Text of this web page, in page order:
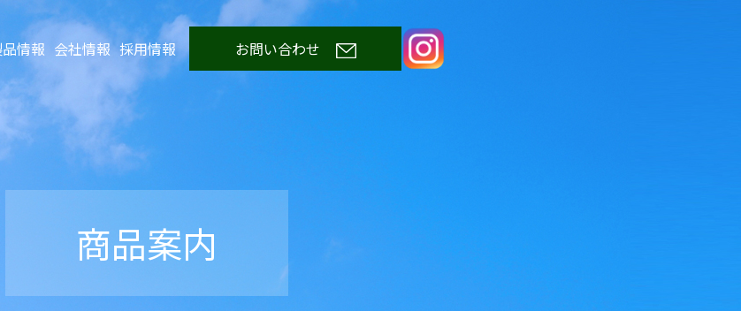
情報 会社情報 採用情報 お問い合わせ
商品案内